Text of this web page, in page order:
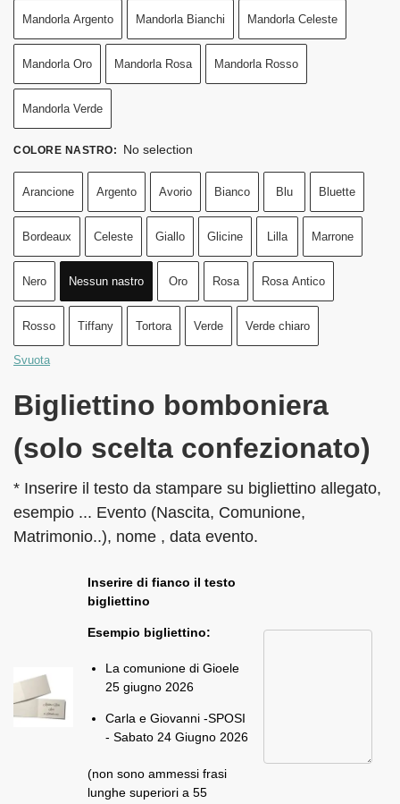
Mandorla Argento Mandorla Bianchi Mandorla Celeste
Mandorla Oro Mandorla Rosa Mandorla Rosso
Mandorla Verde
COLORE NASTRO: No selection
Arancione Argento Avorio Bianco Blu Bluette
Bordeaux Celeste Giallo Glicine Lilla Marrone
Nero Nessun nastro Oro Rosa Rosa Antico
Rosso Tiffany Tortora Verde Verde chiaro
Svuota
Bigliettino bomboniera
(solo scelta confezionato)
* Inserire il testo da stampare su bigliettino allegato,
esempio ... Evento (Nascita, Comunione,
Matrimonio..), nome , data evento.
Inserire di fianco il testo
bigliettino
Esempio bigliettino:
La comunione di Gioele
25 giugno 2026
Carla e Giovanni -SPOSI
- Sabato 24 Giugno 2026
(non sono ammessi frasi
lunghe superiori a 55